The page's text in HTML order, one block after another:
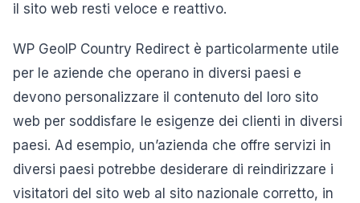
il sito web resti veloce e reattivo.
WP GeoIP Country Redirect è particolarmente utile
per le aziende che operano in diversi paesi e
devono personalizzare il contenuto del loro sito
web per soddisfare le esigenze dei clienti in diversi
paesi. Ad esempio, un’azienda che offre servizi in
diversi paesi potrebbe desiderare di reindirizzare i
visitatori del sito web al sito nazionale corretto, in